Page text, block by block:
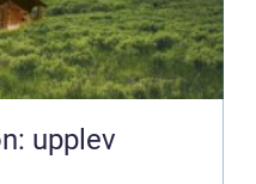
upplev